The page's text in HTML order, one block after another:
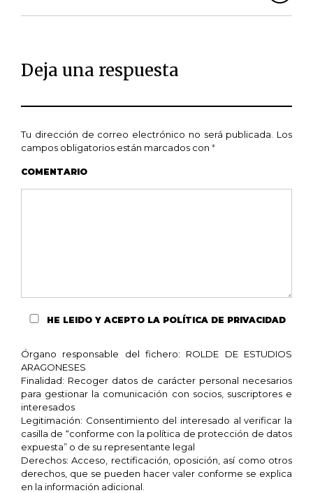
Deja una respuesta
Tu dirección de correo electrónico no será publicada.
Los
campos obligatorios están marcados con *
COMENTARIO
HE LEIDO Y ACEPTO LA POLÍTICA DE PRIVACIDAD
Órgano responsable del fichero: ROLDE DE ESTUDIOS
ARAGONESES
Finalidad: Recoger datos de carácter personal necesarios
para gestionar la comunicación con socios, suscriptores e
interesados
Legitimación: Consentimiento del interesado al verificar la
casilla de “conforme con la política de protección de datos
expuesta” o de su representante legal
Derechos: Acceso, rectificación, oposición, así como otros
derechos, que se pueden hacer valer conforme se explica
en la información adicional.